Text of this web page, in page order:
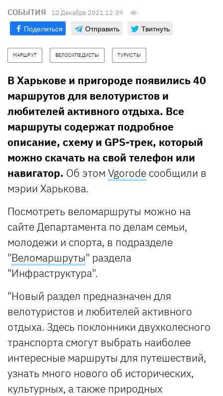
СОБЫТИЯ 10 Декабря 2021 12:39
Поделиться Отправить Твитнуть
МАРШРУТ ВЕЛОСИПЕДИСТЫ ТУРИСТЫ
В Харькове и пригороде появились 40
маршрутов для велотуристов и
любителей активного отдыха. Все
маршруты содержат подробное
описание, схему и GPS-трек, который
можно скачать на свой телефон или
навигатор. Об этом Vgorode сообщили в
мэрии Харькова.
Посмотреть веломаршруты можно на
сайте Департамента по делам семьи,
молодежи и спорта, в подразделе
"Веломаршруты" раздела
"Инфраструктура".
"Новый раздел предназначен для
велотуристов и любителей активного
отдыха. Здесь поклонники двухколесного
транспорта смогут выбрать наиболее
интересные маршруты для путешествий,
узнать много нового об исторических,
культурных, а также природных